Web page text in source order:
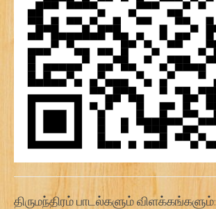
திருமந்திரம் பாடல்களும் விளக்கங்களும்: